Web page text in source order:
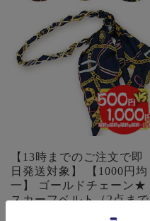
【13時までのご注文で即
日発送対象】 【1000円均
一】 ゴールドチェーン★
スカーフベルト（2点まで